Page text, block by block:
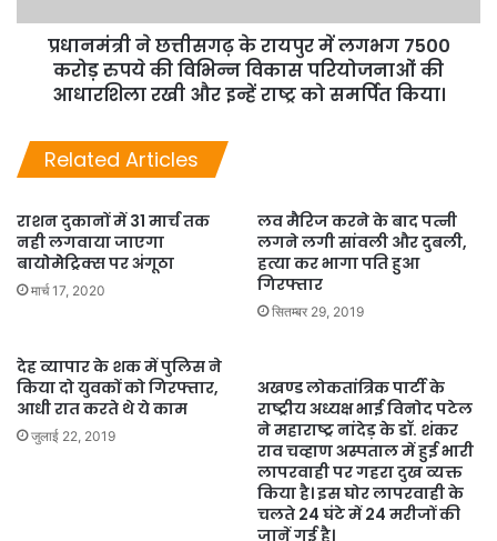
प्रधानमंत्री ने छत्तीसगढ़ के रायपुर में लगभग 7500
करोड़ रुपये की विभिन्न विकास परियोजनाओं की
आधारशिला रखी और इन्हें राष्ट्र को समर्पित किया।
Related Articles
राशन दुकानों में 31 मार्च तक
नही लगवाया जाएगा
बायोेमेेट्रिक्स पर अंगूठा
मार्च 17, 2020
लव मैरिज करने के बाद पत्नी
लगने लगी सांवली और दुबली,
हत्या कर भागा पति हुआ
गिरफ्तार
सितम्बर 29, 2019
देह व्यापार के शक में पुलिस ने
किया दो युवकों को गिरफ्तार,
आधी रात करते थे ये काम
जुलाई 22, 2019
अखण्ड लोकतांत्रिक पार्टी के
राष्ट्रीय अध्यक्ष भाई विनोद पटेल
ने महाराष्ट्र नांदेड़ के डॉ. शंकर
राव चव्हाण अस्पताल में हुई भारी
लापरवाही पर गहरा दुख व्यक्त
किया है। इस घोर लापरवाही के
चलते 24 घंटे में 24 मरीजों की
जानें गई है।